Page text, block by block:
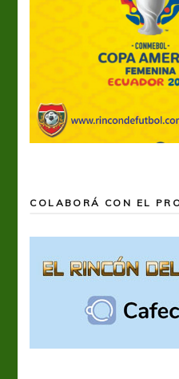
COLABORÁ CON EL